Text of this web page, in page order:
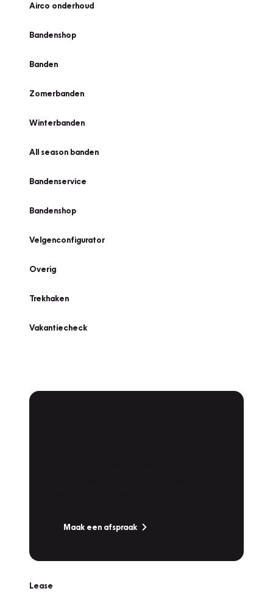
Airco onderhoud
Bandenshop
Banden
Zomerbanden
Winterbanden
All season banden
Bandenservice
Bandenshop
Velgenconfigurator
Overig
Trekhaken
Vakantiecheck
Maak een afspraak
Lease